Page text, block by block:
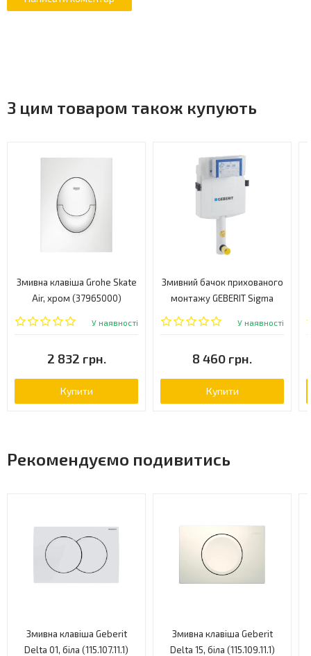
З цим товаром також купують
Змивна клавіша Grohe Skate
Air, хром (37965000)
У наявності
2 832 грн.
Купити
Змивний бачок прихованого
монтажу GEBERIT Sigma
UP320 (109.300.00.5)
У наявності
8 460 грн.
Купити
Рекомендуємо подивитись
Змивна клавіша Geberit
Delta 01, біла (115.107.11.1)
Змивна клавіша Geberit
Delta 15, біла (115.109.11.1)